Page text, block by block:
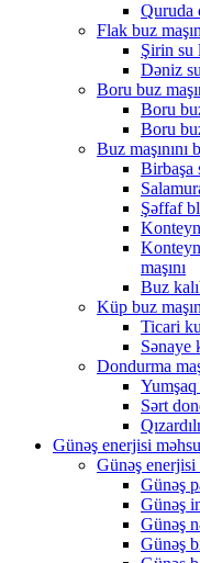
Quruda
Flak buz
Şirin su
Dəniz
Boru buz
Boru
Boru
Buz maşınını
Birbaşa
Şəffaf
maşını
Buz
Küp buz
Ticari
Sənaye
Dondurma
Yumşaq
Sərt
Günəş enerjisi
Günəş enerjisi
Günəş
Günəş
Günəş
Günəş